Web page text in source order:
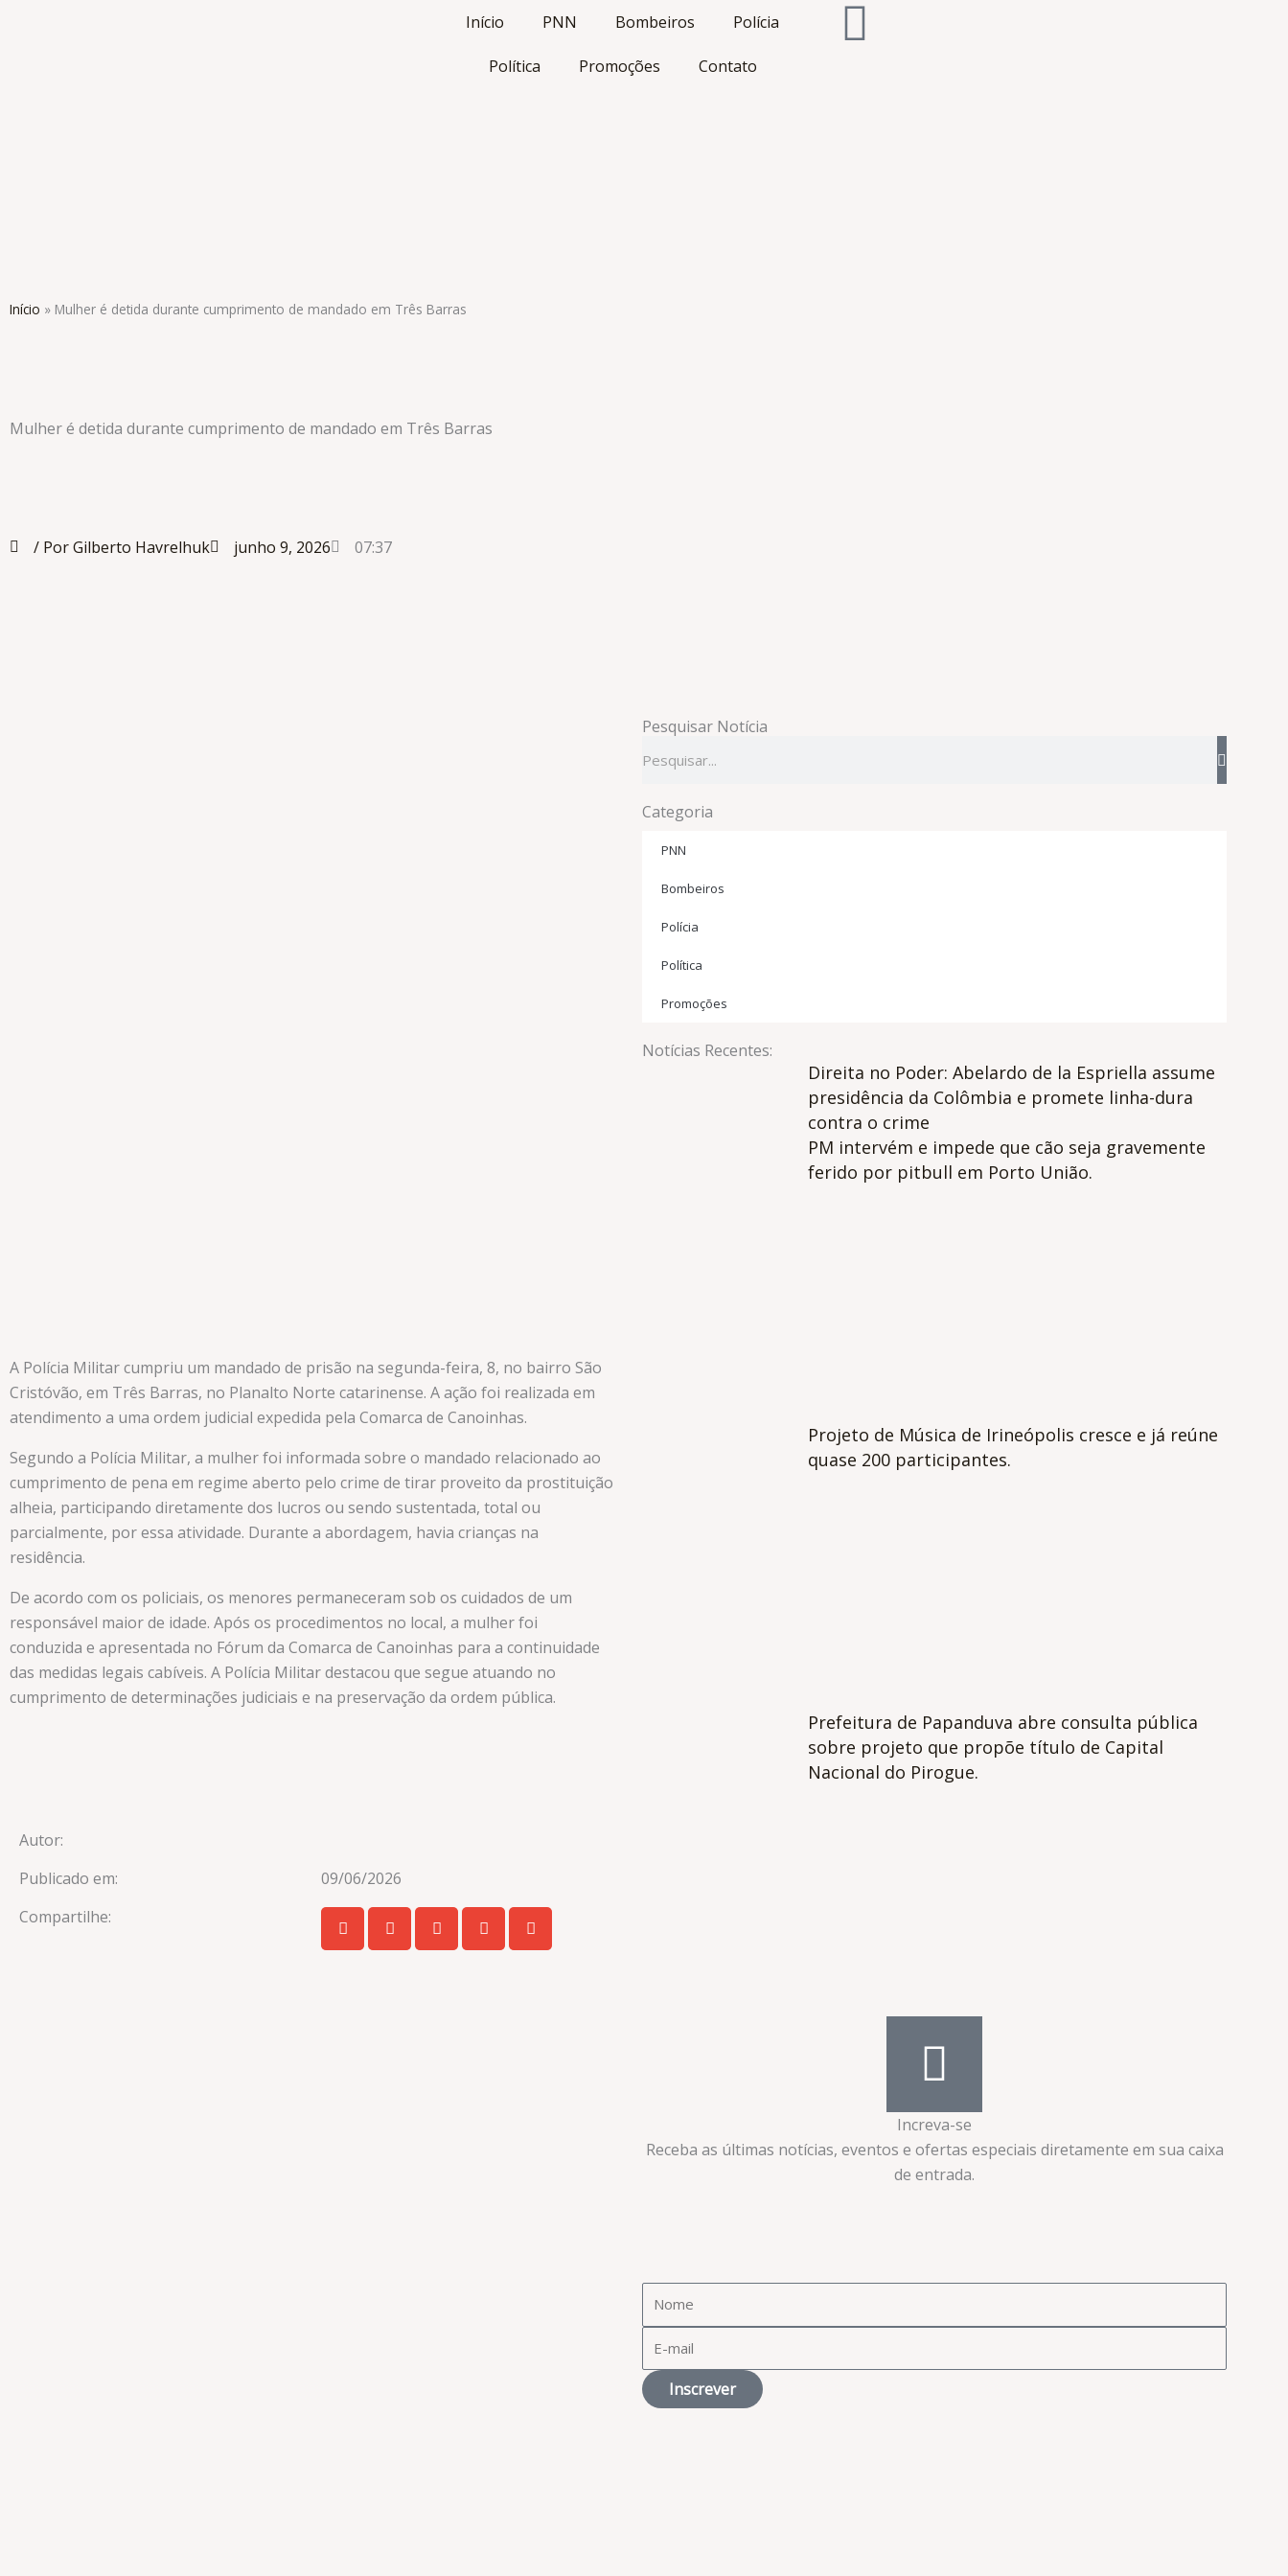
Início PNN Bombeiros Polícia
Política Promoções Contato
Início » Mulher é detida durante cumprimento de mandado em Três Barras
Mulher é detida durante cumprimento de mandado em Três Barras
/ Por Gilberto Havrelhuk junho 9, 2026 07:37
A Polícia Militar cumpriu um mandado de prisão na segunda-feira, 8, no bairro São
Cristóvão, em Três Barras, no Planalto Norte catarinense. A ação foi realizada em
atendimento a uma ordem judicial expedida pela Comarca de Canoinhas.
Segundo a Polícia Militar, a mulher foi informada sobre o mandado relacionado ao
cumprimento de pena em regime aberto pelo crime de tirar proveito da prostituição
alheia, participando diretamente dos lucros ou sendo sustentada, total ou
parcialmente, por essa atividade. Durante a abordagem, havia crianças na
residência.
De acordo com os policiais, os menores permaneceram sob os cuidados de um
responsável maior de idade. Após os procedimentos no local, a mulher foi
conduzida e apresentada no Fórum da Comarca de Canoinhas para a continuidade
das medidas legais cabíveis. A Polícia Militar destacou que segue atuando no
cumprimento de determinações judiciais e na preservação da ordem pública.
Autor:
Publicado em:
09/06/2026
Compartilhe:
Pesquisar Notícia
Categoria
PNN
Bombeiros
Polícia
Política
Promoções
Notícias Recentes:
Direita no Poder: Abelardo de la Espriella assume
presidência da Colômbia e promete linha-dura
contra o crime
PM intervém e impede que cão seja gravemente
ferido por pitbull em Porto União.
Projeto de Música de Irineópolis cresce e já reúne
quase 200 participantes.
Prefeitura de Papanduva abre consulta pública
sobre projeto que propõe título de Capital
Nacional do Pirogue.
Increva-se
Receba as últimas notícias, eventos e ofertas especiais diretamente em sua caixa
de entrada.​
Inscrever